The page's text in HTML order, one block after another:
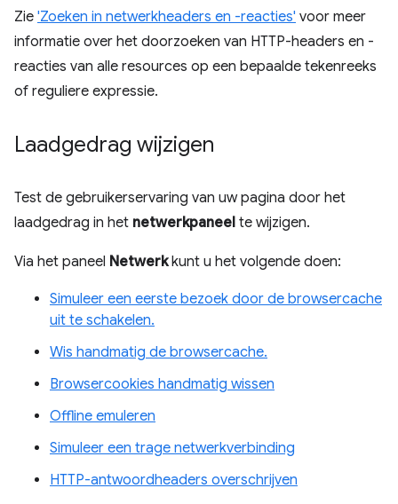
Zie 'Zoeken in netwerkheaders en -reacties' voor meer
informatie over het doorzoeken van HTTP-headers en -
reacties van alle resources op een bepaalde tekenreeks
of reguliere expressie.
Laadgedrag wijzigen
Test de gebruikerservaring van uw pagina door het
laadgedrag in het netwerkpaneel te wijzigen.
Via het paneel Netwerkkunt u het volgende doen:
Simuleer een eerste bezoek door de browsercache
uit te schakelen.
Wis handmatig de browsercache.
Browsercookies handmatig wissen
Offline emuleren
Simuleer een trage netwerkverbinding
HTTP-antwoordheaders overschrijven